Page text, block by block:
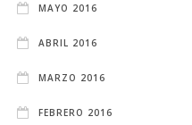
MAYO 2016
ABRIL 2016
MARZO 2016
FEBRERO 2016